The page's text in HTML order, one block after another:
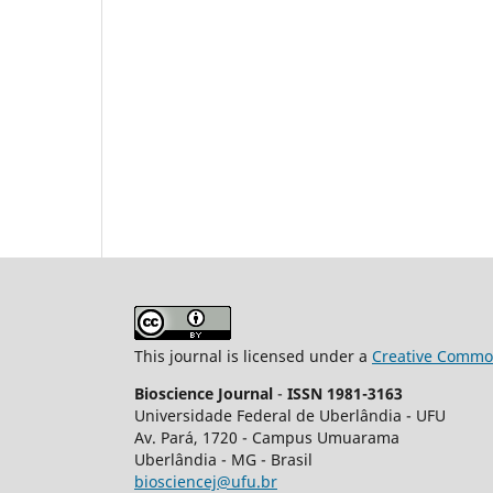
This journal is licensed under a Creative
Bioscience Journal - ISSN 1981-3163
Universidade Federal de Uberlândia - UFU
Av. Pará, 1720 - Campus Umuarama
Uberlândia - MG - Brasil
biosciencej@ufu.br